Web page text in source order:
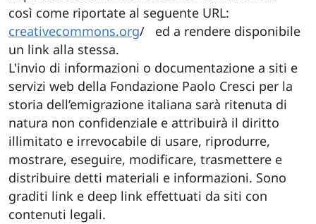
così come riportate al seguente URL:
creativecommons.org/ ed a rendere disponibile
un link alla stessa.
L'invio di informazioni o documentazione a siti e
servizi web della Fondazione Paolo Cresci per la
storia dell’emigrazione italiana sarà ritenuta di
natura non confidenziale e attribuirà il diritto
illimitato e irrevocabile di usare, riprodurre,
mostrare, eseguire, modificare, trasmettere e
distribuire detti materiali e informazioni. Sono
graditi link e deep link effettuati da siti con
contenuti legali.